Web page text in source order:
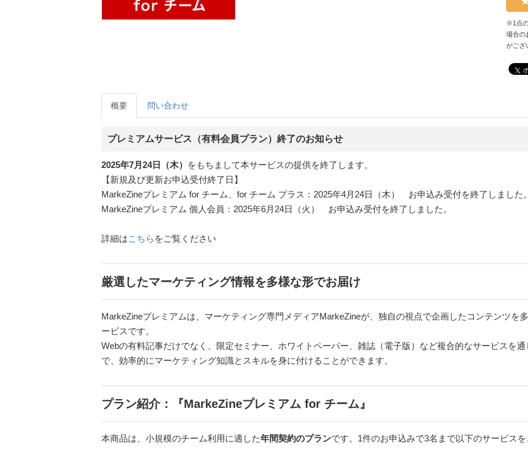
※1点
場合の
がござ
概要 問い合わせ
プレミアムサービス（有料会員プラン）終了のお知らせ
2025年7月24日（木）
をもちまして本サービスの提供を終了します。
【新規及び更新お申込受付終了日】
MarkeZineプレミアム for チーム、for チーム プラス：2025年4月24日（木） お申込み受付を終了しました。
MarkeZineプレミアム 個人会員：2025年6月24日（火） お申込み受付を終了しました。
詳細はこちら をご覧ください
厳選したマーケティング情報を多様な形でお届け
MarkeZineプレミアムは、マーケティング専門メディアMarkeZineが、独自の視点で企画したコンテンツを
ービスです。
Webの有料記事だけでなく、限定セミナー、ホワイトペーパー、雑誌（電子版）など複合的なサービスを
で、効率的にマーケティング知識とスキルを身に付けることができます。
プラン紹介：『MarkeZineプレミアム for チーム』
本商品は、小規模のチーム利用に適した年間契約のプランです。1件のお申込みで3名まで以下のサービスを